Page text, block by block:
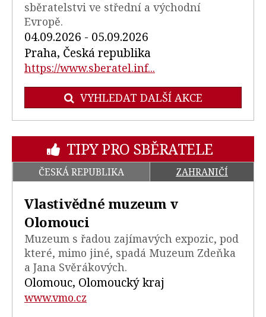
sběratelstvi ve střední a východní
Evropě.
04.09.2026 - 05.09.2026
Praha, Česká republika
https://www.sberatel.inf...
VYHLEDAT DALŠÍ AKCE
TIPY PRO SBĚRATELE
ČESKÁ REPUBLIKA ZAHRANIČÍ
Vlastivědné muzeum v
Olomouci
Muzeum s řadou zajímavých expozic, pod
které, mimo jiné, spadá Muzeum Zdeňka
a Jana Svěrákových.
Olomouc, Olomoucký kraj
www.vmo.cz